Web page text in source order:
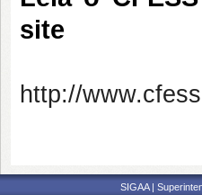
site
http://
SIGAA |